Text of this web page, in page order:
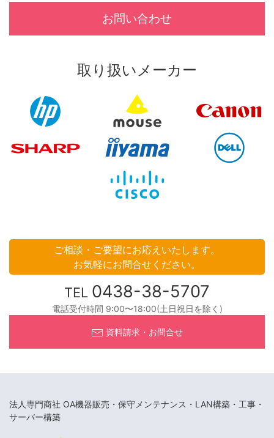
お問い合わせ
取り扱いメーカー
ご相談・ご要望にお応えいたします。
お気軽にお問合せください。
TEL 0438-38-5707
電話受付時間 9:00〜18:00(土日祝日を除く)
資料請求・お問合せ
法人専門商社 OA機器販売・保守メンテナンス・LAN構築・工事・
サーバー構築